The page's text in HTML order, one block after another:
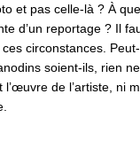
et pas celle-là ? À
d’un reportage ? Il
circonstances.
soient-ils, rien
l’œuvre de l’artiste, ni